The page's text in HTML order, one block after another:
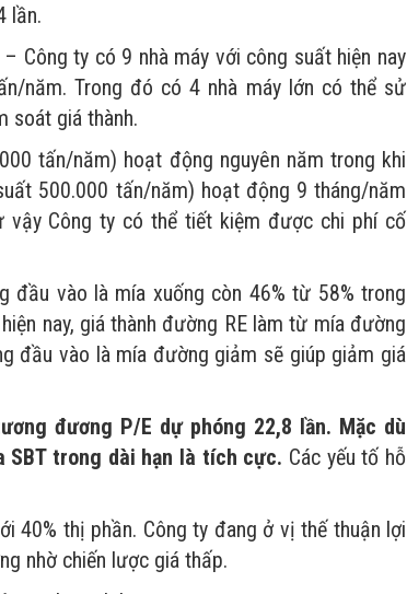
lần.
– Công ty có 9 nhà máy với công suất hiện nay
năm. Trong đó có 4 nhà máy lớn có thể sử
soát giá thành.
tấn/năm) hoạt động nguyên năm trong khi
500.000 tấn/năm) hoạt động 9 tháng/năm
vậy Công ty có thể tiết kiệm được chi phí cố
đầu vào là mía xuống còn 46% từ 58% trong
nay, giá thành đường RE làm từ mía đường
đầu vào là mía đường giảm sẽ giúp giảm giá
đương P/E dự phóng 22,8 lần. Mặc dù
trong dài hạn là tích cực. Các yếu tố hỗ
40% thị phần. Công ty đang ở vị thế thuận lợi
nhờ chiến lược giá thấp.